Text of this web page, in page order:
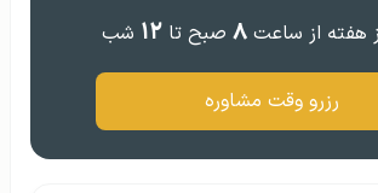
هفته از ساعت۸ صبح تا۱۲ شب
رزرو وقت مشاوره